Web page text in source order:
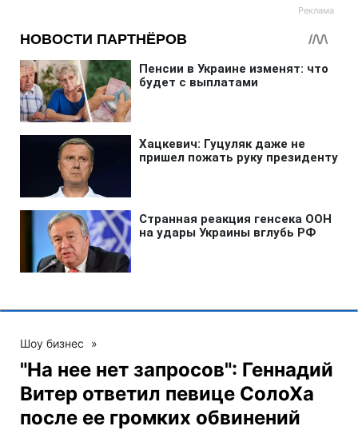
Шоу бизнес »
"На нее нет запросов": Геннадий
Витер ответил певице СолоХа
после ее громких обвинений